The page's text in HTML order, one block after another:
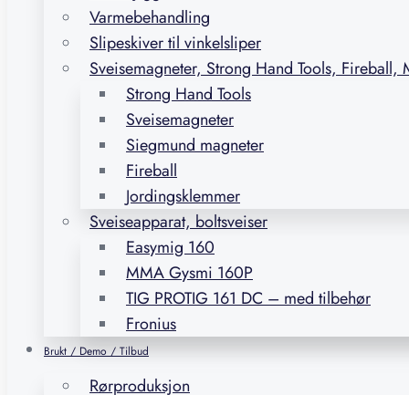
Varmebehandling
Slipeskiver til vinkelsliper
Sveisemagneter, Strong Hand Tools, Fireball,
Strong Hand Tools
Sveisemagneter
Siegmund magneter
Fireball
Jordingsklemmer
Sveiseapparat, boltsveiser
Easymig 160
MMA Gysmi 160P
TIG PROTIG 161 DC – med tilbehør
Fronius
Brukt / Demo / Tilbud
Rørproduksjon